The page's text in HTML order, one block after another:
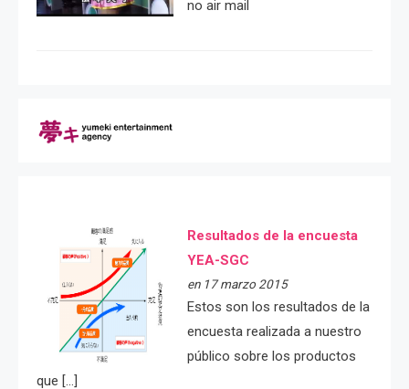
no air mail
Resultados de la encuesta
YEA-SGC
en 17 marzo 2015
Estos son los resultados de la
encuesta realizada a nuestro
público sobre los productos
que […]